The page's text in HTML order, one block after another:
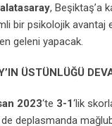
, Beşiktaş’a
bir psikolojik avantaj
geleni yapacak.
ÜSTÜNLÜĞÜ
2023‘te 3-1‘lik
de deplasmanda